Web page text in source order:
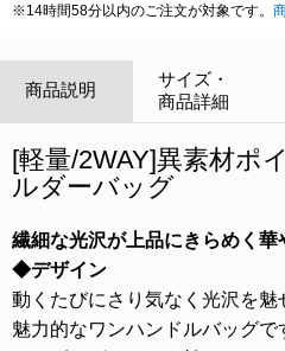
※14時間58分以内のご注文が対象です。
商品説明
サイズ・
商品詳細
[軽量/2WAY]異素材ポ
ルダーバッグ
繊細な光沢が上品にきらめく華
◆デザイン
動くたびにさり気なく光沢を
魅力的なワンハンドルバッグで